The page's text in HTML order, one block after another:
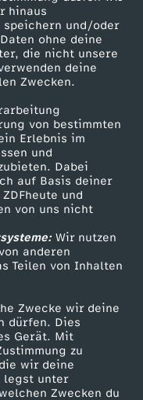
hinaus
und/oder
ohne deine
die nicht unsere
deine
Zwecken.
von bestimmten
Erlebnis im
und
Dabei
auf Basis deiner
und
von uns nicht
Wir nutzen
anderen
Teilen von Inhalten
Zwecke wir deine
dürfen. Dies
Gerät. Mit
zu
wir deine
legst unter
Zwecken du
zum ZDF